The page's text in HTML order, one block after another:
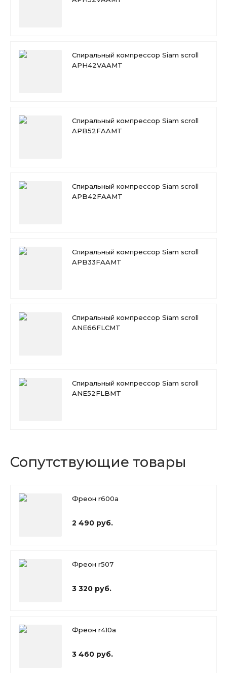
Спиральный компрессор Siam scroll
APH42VAAMT
Спиральный компрессор Siam scroll
APB52FAAMT
Спиральный компрессор Siam scroll
APB42FAAMT
Спиральный компрессор Siam scroll
APB33FAAMT
Спиральный компрессор Siam scroll
ANE66FLCMT
Спиральный компрессор Siam scroll
ANE52FLBMT
Сопутствующие товары
Фреон r600a
2 490 руб.
Фреон r507
3 320 руб.
Фреон r410a
3 460 руб.